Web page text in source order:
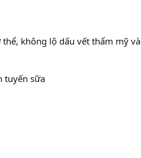
không lộ dấu vết thẩm mỹ và
tuyến sữa